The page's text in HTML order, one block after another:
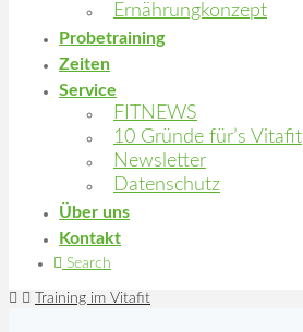
Ernährungkonzept
Probetraining
Zeiten
Service
FITNEWS
10 Gründe für’s Vitafit
Newsletter
Datenschutz
Über uns
Kontakt
Search
HomeTraining im Vitafit